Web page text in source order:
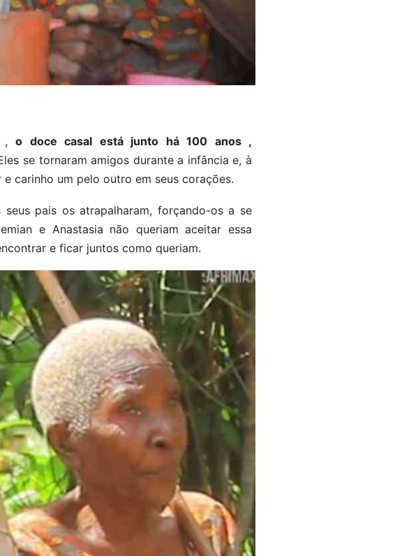
, o doce casal está junto há 100 anos ,
se tornaram amigos durante a infância e, à
carinho um pelo outro em seus corações.
pais os atrapalharam, forçando-os a se
e Anastasia não queriam aceitar essa
e ficar juntos como queriam.